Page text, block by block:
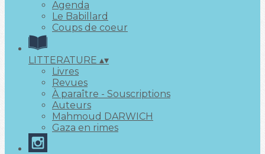
Agenda
Le Babillard
Coups de coeur
LITTERATURE ▴▾
Livres
Revues
À paraître - Souscriptions
Auteurs
Mahmoud DARWICH
Gaza en rimes